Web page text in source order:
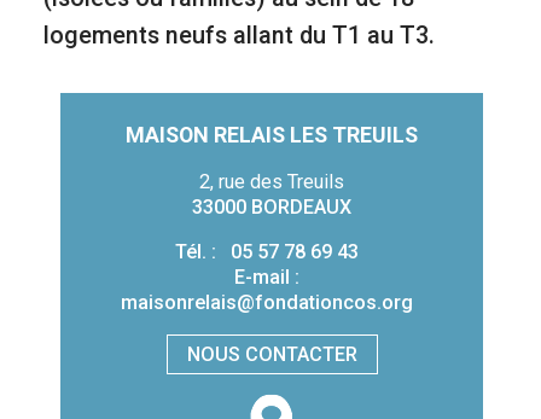
logements neufs allant du T1 au T3.
Contacter
MAISON RELAIS LES TREUILS
2, rue des Treuils
Code
33000 Ville
BORDEAUX
Tél.
05 57 78 69 43
E-mail
maisonrelais@fondationcos.org
NOUS CONTACTER